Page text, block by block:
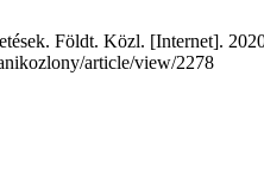
Földt. Közl. [Internet].
article/view/2278